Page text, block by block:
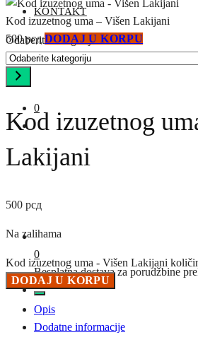
KONTAKT
Odaberite kategoriju
0
0
Besplatna dostava za porudžbine
Kod izuzetnog uma – Višen Lakijani
500рсд DODAJ U KORPU
Kod izuzetnog
Lakijani
500 рсд
Na zalihama
Kod izuzetnog uma - Višen Lakijani
DODAJ U KORPU
Opis
Dodatne informacije